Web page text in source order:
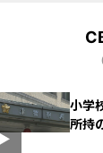
小学
所持